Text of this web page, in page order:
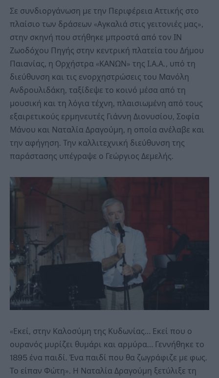
Σε συνδιοργάνωση με την Περιφέρεια Αττικής στο
πλαίσιο των δράσεων «Αγκαλιά στις γειτονιές μας»,
στην σκηνή που στήθηκε μπροστά από τον ΙΝ
Ζωοδόχου Πηγής στην κεντρική πλατεία του Δήμου
Παιανίας, η Ορχήστρα «ΚΑΝΩΝ» της Ι.Α.Α., υπό τη
διεύθυνση και τις ενορχηστρώσεις του Μανόλη
Ανδρουλιδάκη, ταξίδεψε το κοινό μέσα από τη
μουσική και τη λόγια τέχνη, πλαισιωμένη από τους
εξαιρετικούς ερμηνευτές Γιάννη Διονυσίου, Σοφία
Μάνου και Ναταλία Δραγούμη, η οποία ανέλαβε και
την αφήγηση. Την καλλιτεχνική διεύθυνση της
παράστασης υπέγραψε ο Γεώργιος Δεμελής.
«Εκεί, στην Καλοσύμη της Κυδωνίας… Εκεί που ο
ουρανός μυρίζει θυμάρι και αρμύρα… Γεννήθηκε το
1895 ένα παιδί. Ένα παιδί που θα ζωγράφιζε με φως.
Το είπαν Φώτη». Η Ναταλία Δραγούμη ξετύλιξε τη